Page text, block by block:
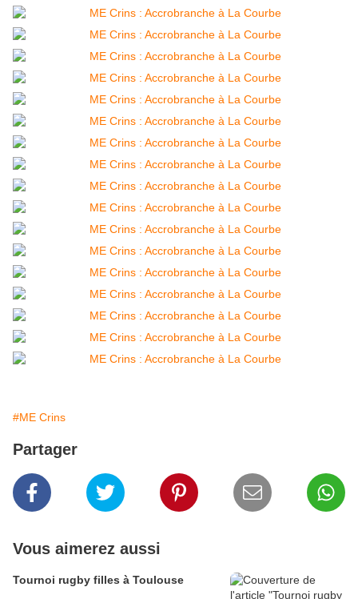
#ME Crins
Partager
Vous aimerez aussi
Tournoi rugby filles à Toulouse